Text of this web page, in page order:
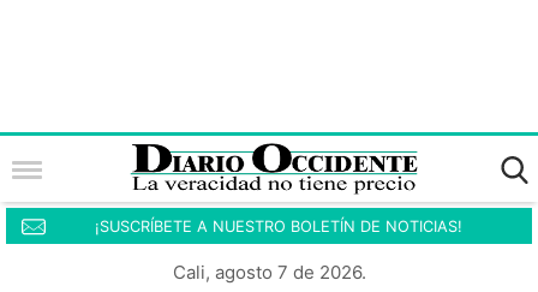
¡SUSCRÍBETE A NUESTRO BOLETÍN DE NOTICIAS!
Cali, agosto 7 de 2026.